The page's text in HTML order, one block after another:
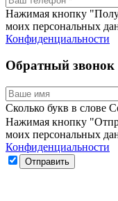
Нажимая кнопку
моих персональных
Конфиденциальности
Обратный звонок
Сколько букв в слове
Нажимая кнопку
моих персональных
Конфиденциальности